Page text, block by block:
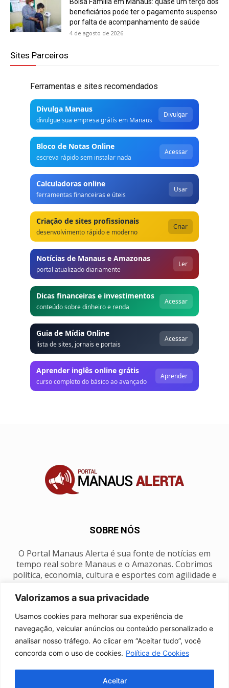
Valorizamos a sua privacidade
Usamos cookies para melhorar sua experiência de
navegação, veicular anúncios ou conteúdo personalizado e
analisar nosso tráfego. Ao clicar em “Aceitar tudo”, você
concorda com o uso de cookies. Política de Cookies
Aceitar
beneficiários pode ter o pagamento suspenso
por falta de acompanhamento de saúde
4 de agosto de 2026
Sites Parceiros
Ferramentas e sites recomendados
Divulga Manaus
divulgue sua empresa grátis em Manaus
Divulgar
Bloco de Notas Online
escreva rápido sem instalar nada
Acessar
Calculadoras online
ferramentas financeiras e úteis
Usar
Criação de sites profissionais
desenvolvimento rápido e moderno
Criar
Notícias de Manaus e Amazonas
portal atualizado diariamente
Ler
Dicas financeiras e investimentos
conteúdo sobre dinheiro e renda
Acessar
Guia de Mídia Online
lista de sites, jornais e portais
Acessar
Aprender inglês online grátis
curso completo do básico ao avançado
Aprender
SOBRE NÓS
O Portal Manaus Alerta é sua fonte de notícias em
tempo real sobre Manaus e o Amazonas. Cobrimos
política, economia, cultura e esportes com agilidade e
SIGA-NOS